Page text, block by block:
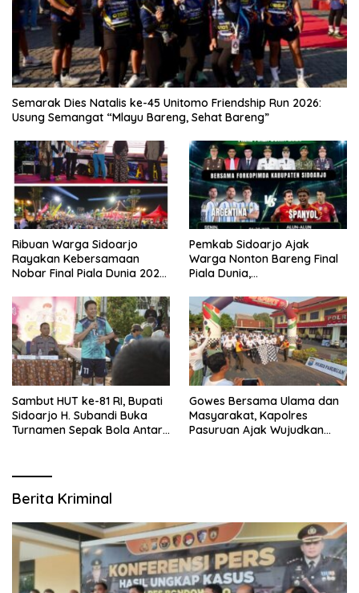
Semarak Dies Natalis ke-45 Unitomo Friendship Run 2026:
Usung Semangat “Mlayu Bareng, Sehat Bareng”
Ribuan Warga Sidoarjo
Rayakan Kebersamaan
Nobar Final Piala Dunia 2026
Forkopimda
Pemkab Sidoarjo Ajak
Warga Nonton Bareng Final
Piala Dunia,
Sambut HUT ke-81 RI, Bupati
Sidoarjo H. Subandi Buka
Turnamen Sepak Bola Antar
Gowes Bersama Ulama dan
Masyarakat, Kapolres
Pasuruan Ajak Wujudkan
Berita Kriminal